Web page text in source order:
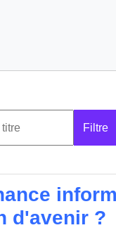
Filtre
d'avenir ?